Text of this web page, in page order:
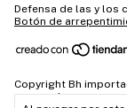
Defensa de las y los
Botón de
Copyright Bh
reservados.